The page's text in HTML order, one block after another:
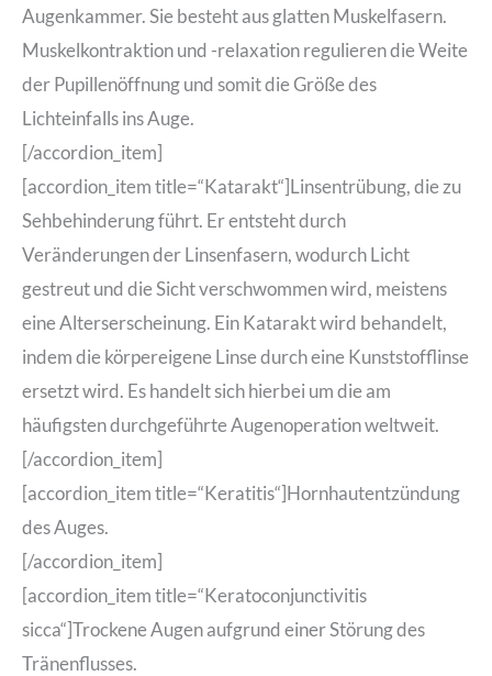
Augenkammer. Sie besteht aus glatten Muskelfasern.
Muskelkontraktion und -relaxation regulieren die Weite
der Pupillenöffnung und somit die Größe des
Lichteinfalls ins Auge.
[/accordion_item]
[accordion_item title=“Katarakt“]Linsentrübung, die zu
Sehbehinderung führt. Er entsteht durch
Veränderungen der Linsenfasern, wodurch Licht
gestreut und die Sicht verschwommen wird, meistens
eine Alterserscheinung. Ein Katarakt wird behandelt,
indem die körpereigene Linse durch eine Kunststofflinse
ersetzt wird. Es handelt sich hierbei um die am
häufigsten durchgeführte Augenoperation weltweit.
[/accordion_item]
[accordion_item title=“Keratitis“]Hornhautentzündung
des Auges.
[/accordion_item]
[accordion_item title=“Keratoconjunctivitis
sicca“]Trockene Augen aufgrund einer Störung des
Tränenflusses.